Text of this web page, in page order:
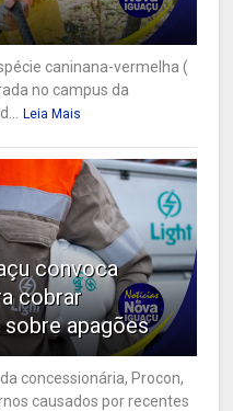
caninana-vermelha (
no campus da
Leia Mais
convoca
cobrar
apagões
concessionária, Procon,
causados por recentes